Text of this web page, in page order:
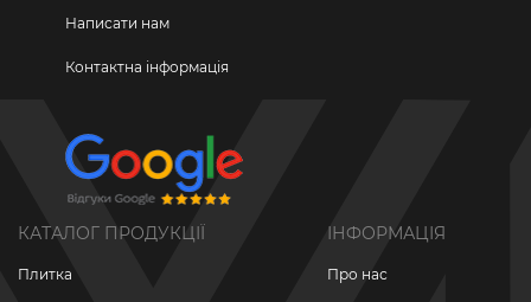
Написати нам
Контактна інформація
КАТАЛОГ ПРОДУКЦІЇ
Плитка
ІНФОРМАЦІЯ
Про нас